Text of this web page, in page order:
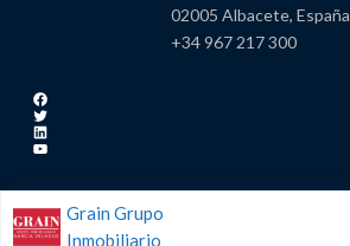
02005 Albacete, España
+34 967 217 300
Facebook
Twitter
LinkedIn
YouTube
Grain Grupo
Inmobiliario